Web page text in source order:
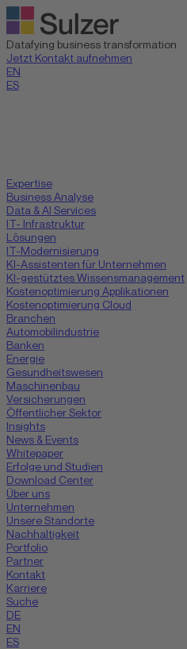
Datafying business transformation
Jetzt Kontakt aufnehmen
EN
ES
Expertise
Business Analyse
Data & AI Services
IT- Infrastruktur
Lösungen
IT-Modernisierung
KI-Assistenten für Unternehmen
KI-gestütztes Wissensmanagement
Kostenoptimierung Applikationen
Kostenoptimierung Cloud
Branchen
Automobilindustrie
Banken
Energie
Gesundheitswesen
Maschinenbau
Versicherungen
Öffentlicher Sektor
Insights
News & Events
Whitepaper
Erfolge und Studien
Download Center
Über uns
Unternehmen
Unsere Standorte
Nachhaltigkeit
Portfolio
Partner
Kontakt
Karriere
Suche
DE
EN
ES